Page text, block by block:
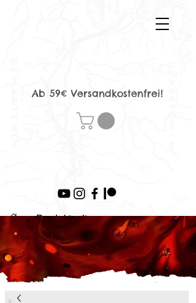
Ab 59€ Versandkostenfrei!
> Produktseite